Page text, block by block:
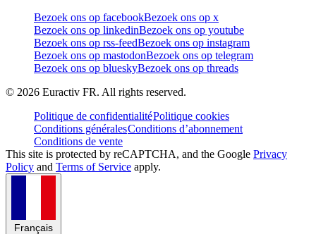
Bezoek ons op facebookBezoek ons op x
Bezoek ons op linkedinBezoek ons op youtube
Bezoek ons op rss-feedBezoek ons op instagram
Bezoek ons op mastodonBezoek ons op telegram
Bezoek ons op blueskyBezoek ons op threads
© 2026 Euractiv FR. All rights reserved.
Politique de confidentialitéPolitique cookies
Conditions généralesConditions d’abonnement
Conditions de vente
This site is protected by reCAPTCHA, and the Google Privacy
Policy and Terms of Service apply.
Français